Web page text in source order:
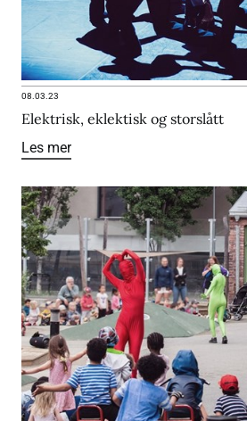
08.03.23
Elektrisk, eklektisk og storslått
Les mer